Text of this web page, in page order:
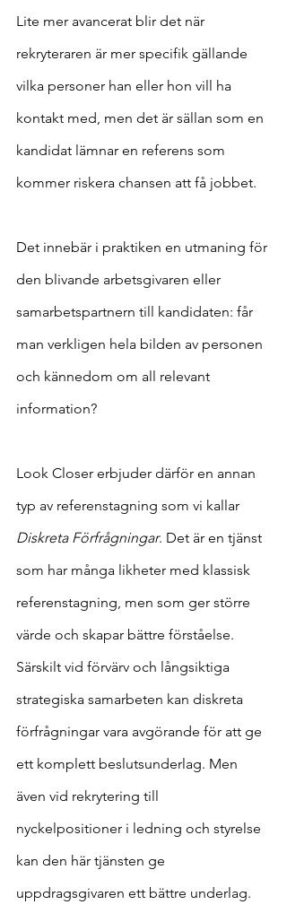
Lite mer avancerat blir det när
rekryteraren är mer specifik gällande
vilka personer han eller hon vill ha
kontakt med, men det är sällan som en
kandidat lämnar en referens som
kommer riskera chansen att få jobbet.
Det innebär i praktiken en utmaning för
den blivande arbetsgivaren eller
samarbetspartnern till kandidaten: får
man verkligen hela bilden av personen
och kännedom om all relevant
information?
Look Closer erbjuder därför en annan
typ av referenstagning som vi kallar
Diskreta Förfrågningar. Det är en tjänst
som har många likheter med klassisk
referenstagning, men som ger större
värde och skapar bättre förståelse.
Särskilt vid förvärv och långsiktiga
strategiska samarbeten kan diskreta
förfrågningar vara avgörande för att ge
ett komplett beslutsunderlag. Men
även vid rekrytering till
nyckelpositioner i ledning och styrelse
kan den här tjänsten ge
uppdragsgivaren ett bättre underlag.